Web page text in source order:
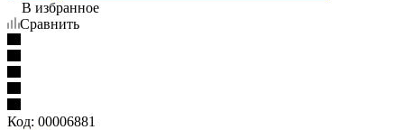
В избранное
Сравнить
Код: 00006881